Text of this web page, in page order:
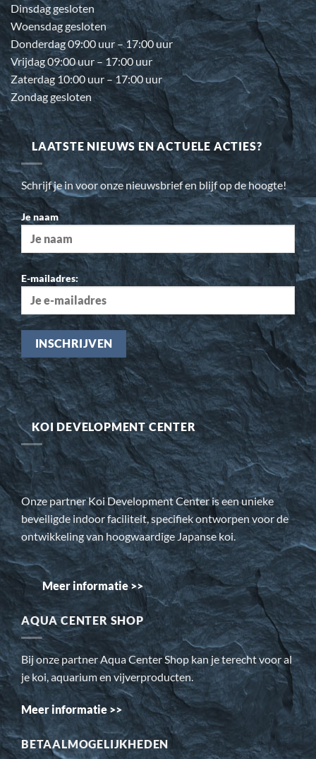
Dinsdag gesloten
Woensdag gesloten
Donderdag 09:00 uur – 17:00 uur
Vrijdag 09:00 uur – 17:00 uur
Zaterdag 10:00 uur – 17:00 uur
Zondag gesloten
LAATSTE NIEUWS EN ACTUELE ACTIES?
Schrijf je in voor onze nieuwsbrief en blijf op de hoogte!
Je naam
E-mailadres:
KOI DEVELOPMENT CENTER
Onze partner Koi Development Center is een unieke
beveiligde indoor faciliteit, specifiek ontworpen voor de
ontwikkeling van hoogwaardige Japanse koi.
Meer informatie >>
AQUA CENTER SHOP
Bij onze partner Aqua Center Shop kan je terecht voor al
je koi, aquarium en vijverproducten.
Meer informatie >>
BETAALMOGELIJKHEDEN